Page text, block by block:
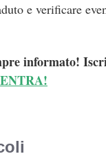
e verificare
informato!